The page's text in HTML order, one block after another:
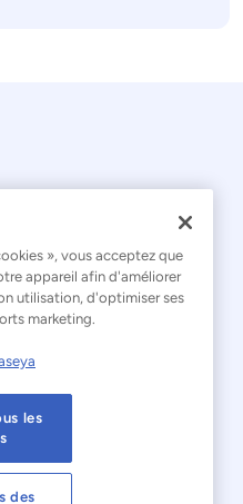
droits réservés.
moderne
légales
du site web
», vous acceptez que
appareil afin d'améliorer
utilisation, d'optimiser ses
marketing.
les
des